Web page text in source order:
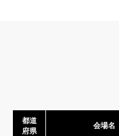
都道
府県
会場名